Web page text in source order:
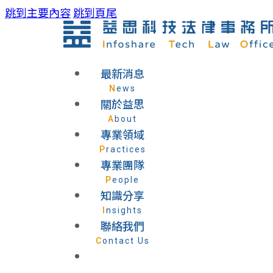
跳到主要內容跳到頁尾
最新消息
News
關於益思
About
專業領域
Practices
專業團隊
People
知識分享
Insights
聯絡我們
Contact Us